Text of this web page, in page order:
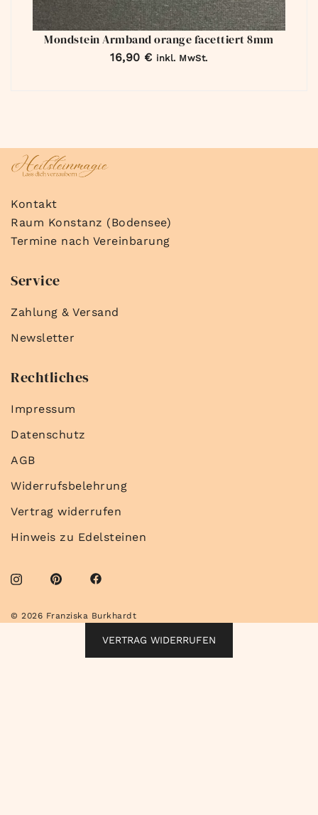
Mondstein Armband orange facettiert 8mm
16,90 € inkl. MwSt.
Kontakt
Raum Konstanz (Bodensee)
Termine nach Vereinbarung
Service
Zahlung & Versand
Newsletter
Rechtliches
Impressum
Datenschutz
AGB
Widerrufsbelehrung
Vertrag widerrufen
Hinweis zu Edelsteinen
© 2026 Franziska Burkhardt
VERTRAG WIDERRUFEN